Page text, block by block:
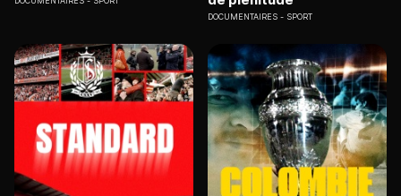
DOCUMENTAIRES SPORT